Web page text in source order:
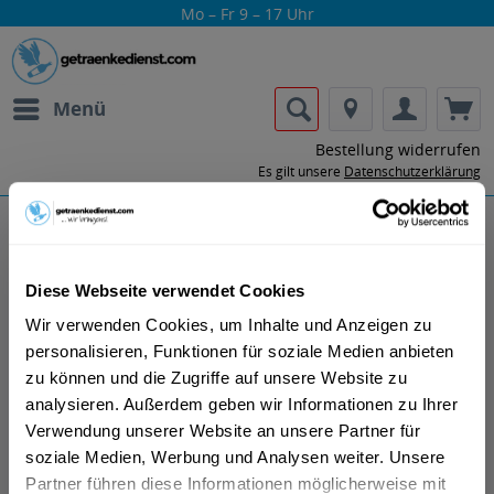
Diese Webseite verwendet Cookies
Wir verwenden Cookies, um Inhalte und Anzeigen zu
personalisieren, Funktionen für soziale Medien anbieten
zu können und die Zugriffe auf unsere Website zu
analysieren. Außerdem geben wir Informationen zu Ihrer
Verwendung unserer Website an unsere Partner für
soziale Medien, Werbung und Analysen weiter. Unsere
Partner führen diese Informationen möglicherweise mit
Mo – Fr 9 – 17 Uhr
Menü
Bestellung widerrufen
Es gilt unsere Datenschutzerklärung
Mendez Fino Sherry Dry Seco 15% Vol. wird von Bodegas
Williams & Humbert hergestellt. Das Unternehmen
wurde im Jahr 1877 von den Englaendern Alexander
Williams und Arthur Humbert in Jerez gegruendet.